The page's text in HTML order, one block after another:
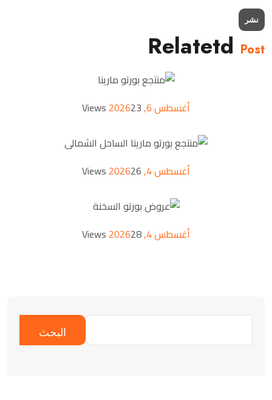
نشر
Relatetd Post
أغسطس 6, 2026 23 Views
أغسطس 4, 2026 26 Views
أغسطس 4, 2026 28 Views
البحث